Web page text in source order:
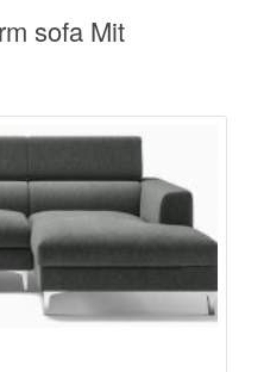
sofa Mit